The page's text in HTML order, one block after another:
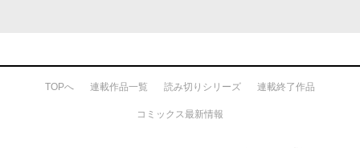
TOPへ 連載作品一覧 読み切りシリーズ 連載終了作品
コミックス最新情報